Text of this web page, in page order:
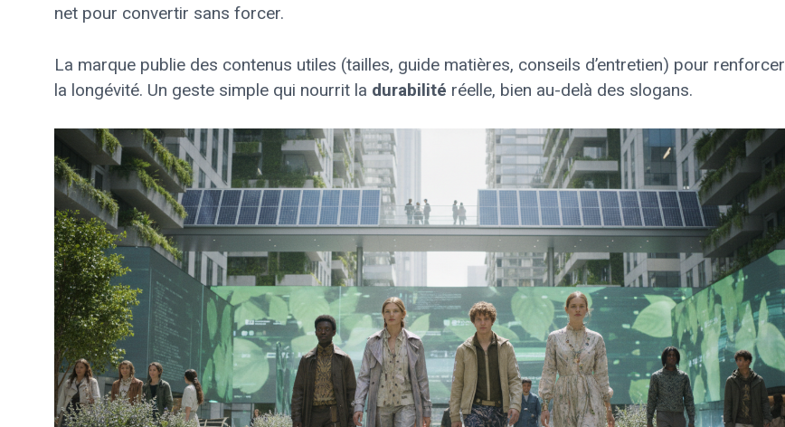
net pour convertir sans forcer.
La marque publie des contenus utiles (tailles, guide matières, conseils d’entretien) pour renforcer
la longévité. Un geste simple qui nourrit la durabilité réelle, bien au-delà des slogans.